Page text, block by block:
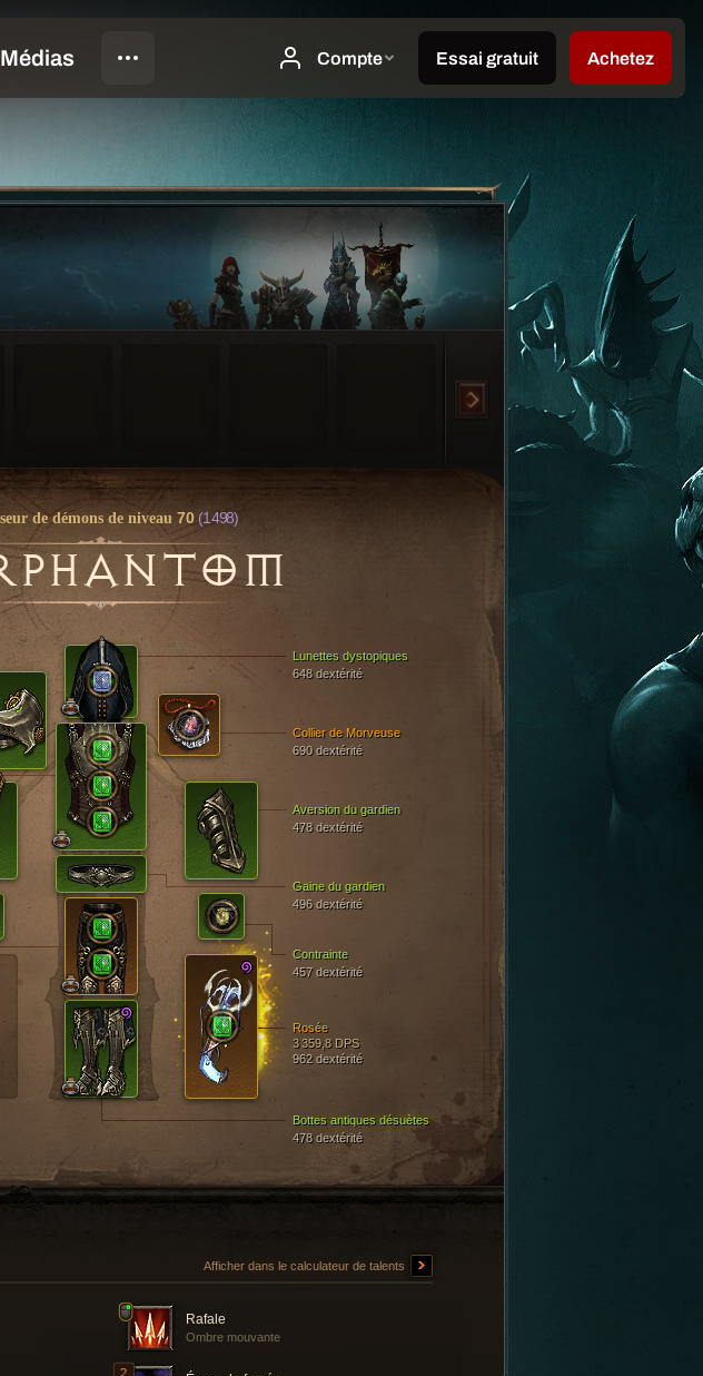
de démons de niveau70 (1 498)
Lunettes dystopiques
648 dextérité
Bottes antiques désuètes
478 dextérité
Aversion du gardien
478 dextérité
Rosée
3 359,8 DPS
962 dextérité
Gaine du gardien
496 dextérité
Contrainte
457 dextérité
Collier de Morveuse
690 dextérité
Afficher dans le calculateur de talents
Rafale
Ombre mouvante